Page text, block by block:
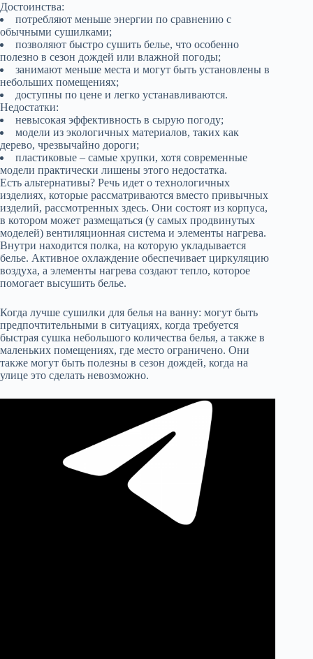
Достоинства:
потребляют меньше энергии по сравнению с
обычными сушилками;
позволяют быстро сушить белье, что особенно
полезно в сезон дождей или влажной погоды;
занимают меньше места и могут быть установлены в
небольших помещениях;
доступны по цене и легко устанавливаются.
Недостатки:
невысокая эффективность в сырую погоду;
модели из экологичных материалов, таких как
дерево, чрезвычайно дороги;
пластиковые – самые хрупки, хотя современные
модели практически лишены этого недостатка.
Есть альтернативы? Речь идет о технологичных
изделиях, которые рассматриваются вместо привычных
изделий, рассмотренных здесь. Они состоят из корпуса,
в котором может размещаться (у самых продвинутых
моделей) вентиляционная система и элементы нагрева.
Внутри находится полка, на которую укладывается
белье. Активное охлаждение обеспечивает циркуляцию
воздуха, а элементы нагрева создают тепло, которое
помогает высушить белье.
Когда лучше сушилки для белья на ванну: могут быть
предпочтительными в ситуациях, когда требуется
быстрая сушка небольшого количества белья, а также в
маленьких помещениях, где место ограничено. Они
также могут быть полезны в сезон дождей, когда на
улице это сделать невозможно.